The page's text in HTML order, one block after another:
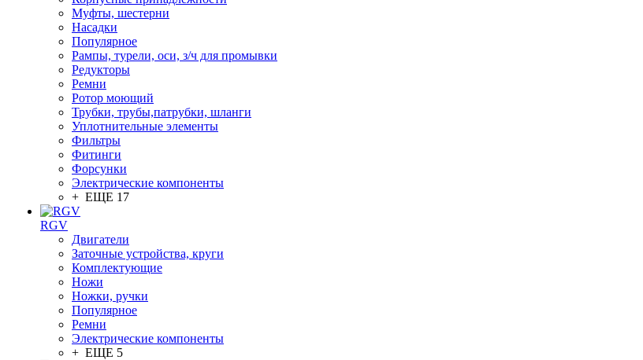
Муфты, шестерни
Насадки
Популярное
Рампы, турели, оси, з/ч для промывки
Редукторы
Ремни
Ротор моющий
Трубки, трубы,патрубки, шланги
Уплотнительные элементы
Фильтры
Фитинги
Форсунки
Электрические компоненты
+ ЕЩЕ 17
RGV
Двигатели
Заточные устройства, круги
Комплектующие
Ножи
Ножки, ручки
Популярное
Ремни
Электрические компоненты
+ ЕЩЕ 5